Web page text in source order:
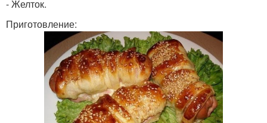
- Желток.
Приготовление: